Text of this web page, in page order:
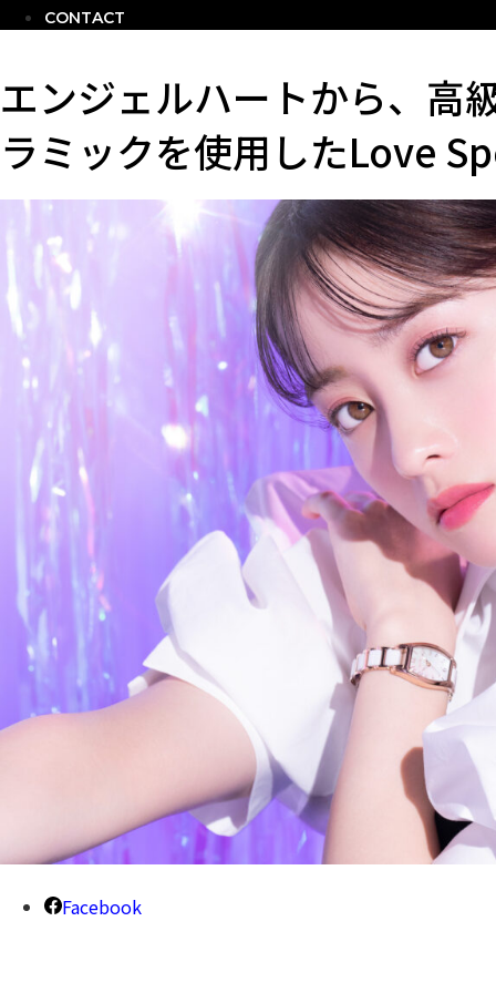
CONTACT
エンジェルハートから、高
ラミックを使用したLove
Facebook